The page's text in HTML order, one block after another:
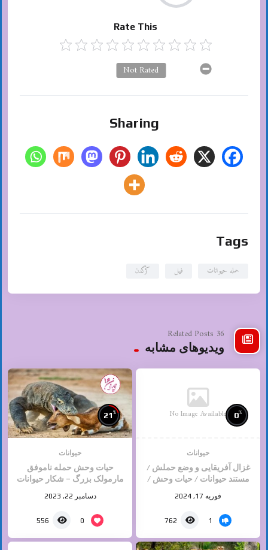
Rate This
Not Rated
Sharing
Tags
حمله حیوانات فیل کرگدن
36 Related Posts
ویدیوهای مشابه
No Image Available 0%
حیوانات
غزال آفریقایی و وضع حملش /
مستند حیوانات / حیات وحش /
فوریه 17, 2024
1
762
21%
حیوانات
حیات وحش حمله ناموفق
مارمولک بزرگ – شکار حیوانات
دسامبر 22, 2023
0
556